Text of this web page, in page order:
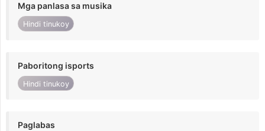
Mga panlasa sa musika
Hindi tinukoy
Paboritong isports
Hindi tinukoy
Paglabas